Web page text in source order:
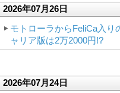
2026年07月26日
モトローラからFeliCa入り
ャリア版は2万2000円!?
2026年07月24日